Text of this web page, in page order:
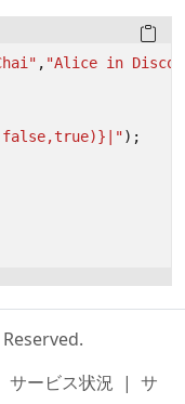
, "Alice in
);
サービス状況 | サ